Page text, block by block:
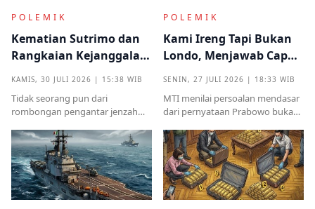
POLEMIK
Kematian Sutrimo dan
Rangkaian Kejanggalan
Kampung Halaman
KAMIS, 30 JULI 2026 | 15:38 WIB
Tidak seorang pun dari
rombongan pengantar jenzah
identitas ataupun menjelaskan
dari instansi mana.
POLEMIK
Kami Ireng Tapi Bukan
Londo, Menjawab Cap
SENIN, 27 JULI 2026 | 18:33 WIB
MTI menilai persoalan mendasar
dari pernyataan Prabowo bukan
melainkan implikasinya yang
sangat destruktif bagi kualitas
demokrasi